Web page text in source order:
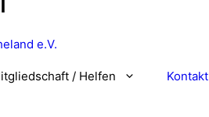
/ Helfen Kontakt